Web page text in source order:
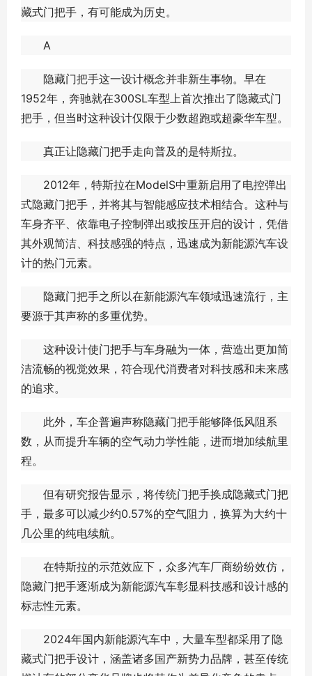
藏式门把手，有可能成为历史。
A
隐藏门把手这一设计概念并非新生事物。早在
1952年，奔驰就在300SL车型上首次推出了隐藏式门
把手，但当时这种设计仅限于少数超跑或超豪华车型。
真正让隐藏门把手走向普及的是特斯拉。
2012年，特斯拉在ModelS中重新启用了电控弹出
式隐藏门把手，并将其与智能感应技术相结合。这种与
车身齐平、依靠电子控制弹出或按压开启的设计，凭借
其外观简洁、科技感强的特点，迅速成为新能源汽车设
计的热门元素。
隐藏门把手之所以在新能源汽车领域迅速流行，主
要源于其声称的多重优势。
这种设计使门把手与车身融为一体，营造出更加简
洁流畅的视觉效果，符合现代消费者对科技感和未来感
的追求。
此外，车企普遍声称隐藏门把手能够降低风阻系
数，从而提升车辆的空气动力学性能，进而增加续航里
程。
但有研究报告显示，将传统门把手换成隐藏式门把
手，最多可以减少约0.57%的空气阻力，换算为大约十
几公里的纯电续航。
在特斯拉的示范效应下，众多汽车厂商纷纷效仿，
隐藏门把手逐渐成为新能源汽车彰显科技感和设计感的
标志性元素。
2024年国内新能源汽车中，大量车型都采用了隐
藏式门把手设计，涵盖诸多国产新势力品牌，甚至传统